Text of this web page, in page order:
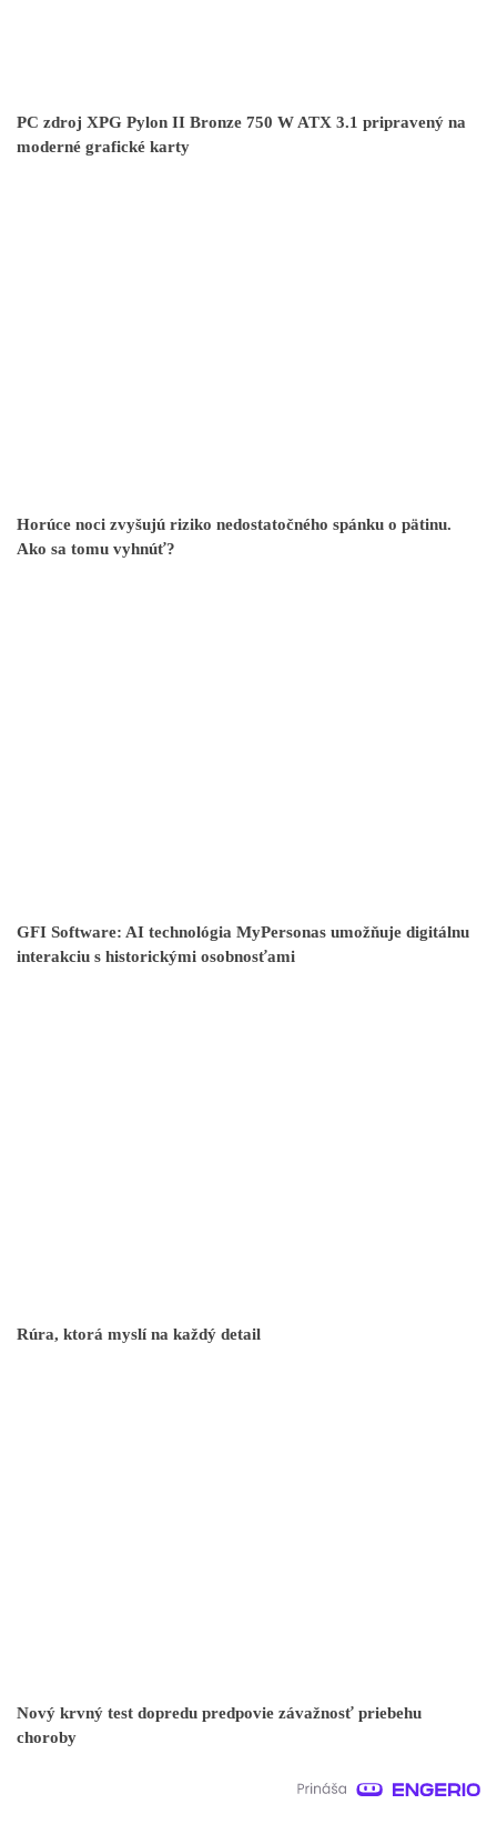
PC zdroj XPG Pylon II Bronze 750 W ATX 3.1 pripravený na
moderné grafické karty
Horúce noci zvyšujú riziko nedostatočného spánku o pätinu.
Ako sa tomu vyhnúť?
GFI Software: AI technológia MyPersonas umožňuje digitálnu
interakciu s historickými osobnosťami
Rúra, ktorá myslí na každý detail
Nový krvný test dopredu predpovie závažnosť priebehu
choroby